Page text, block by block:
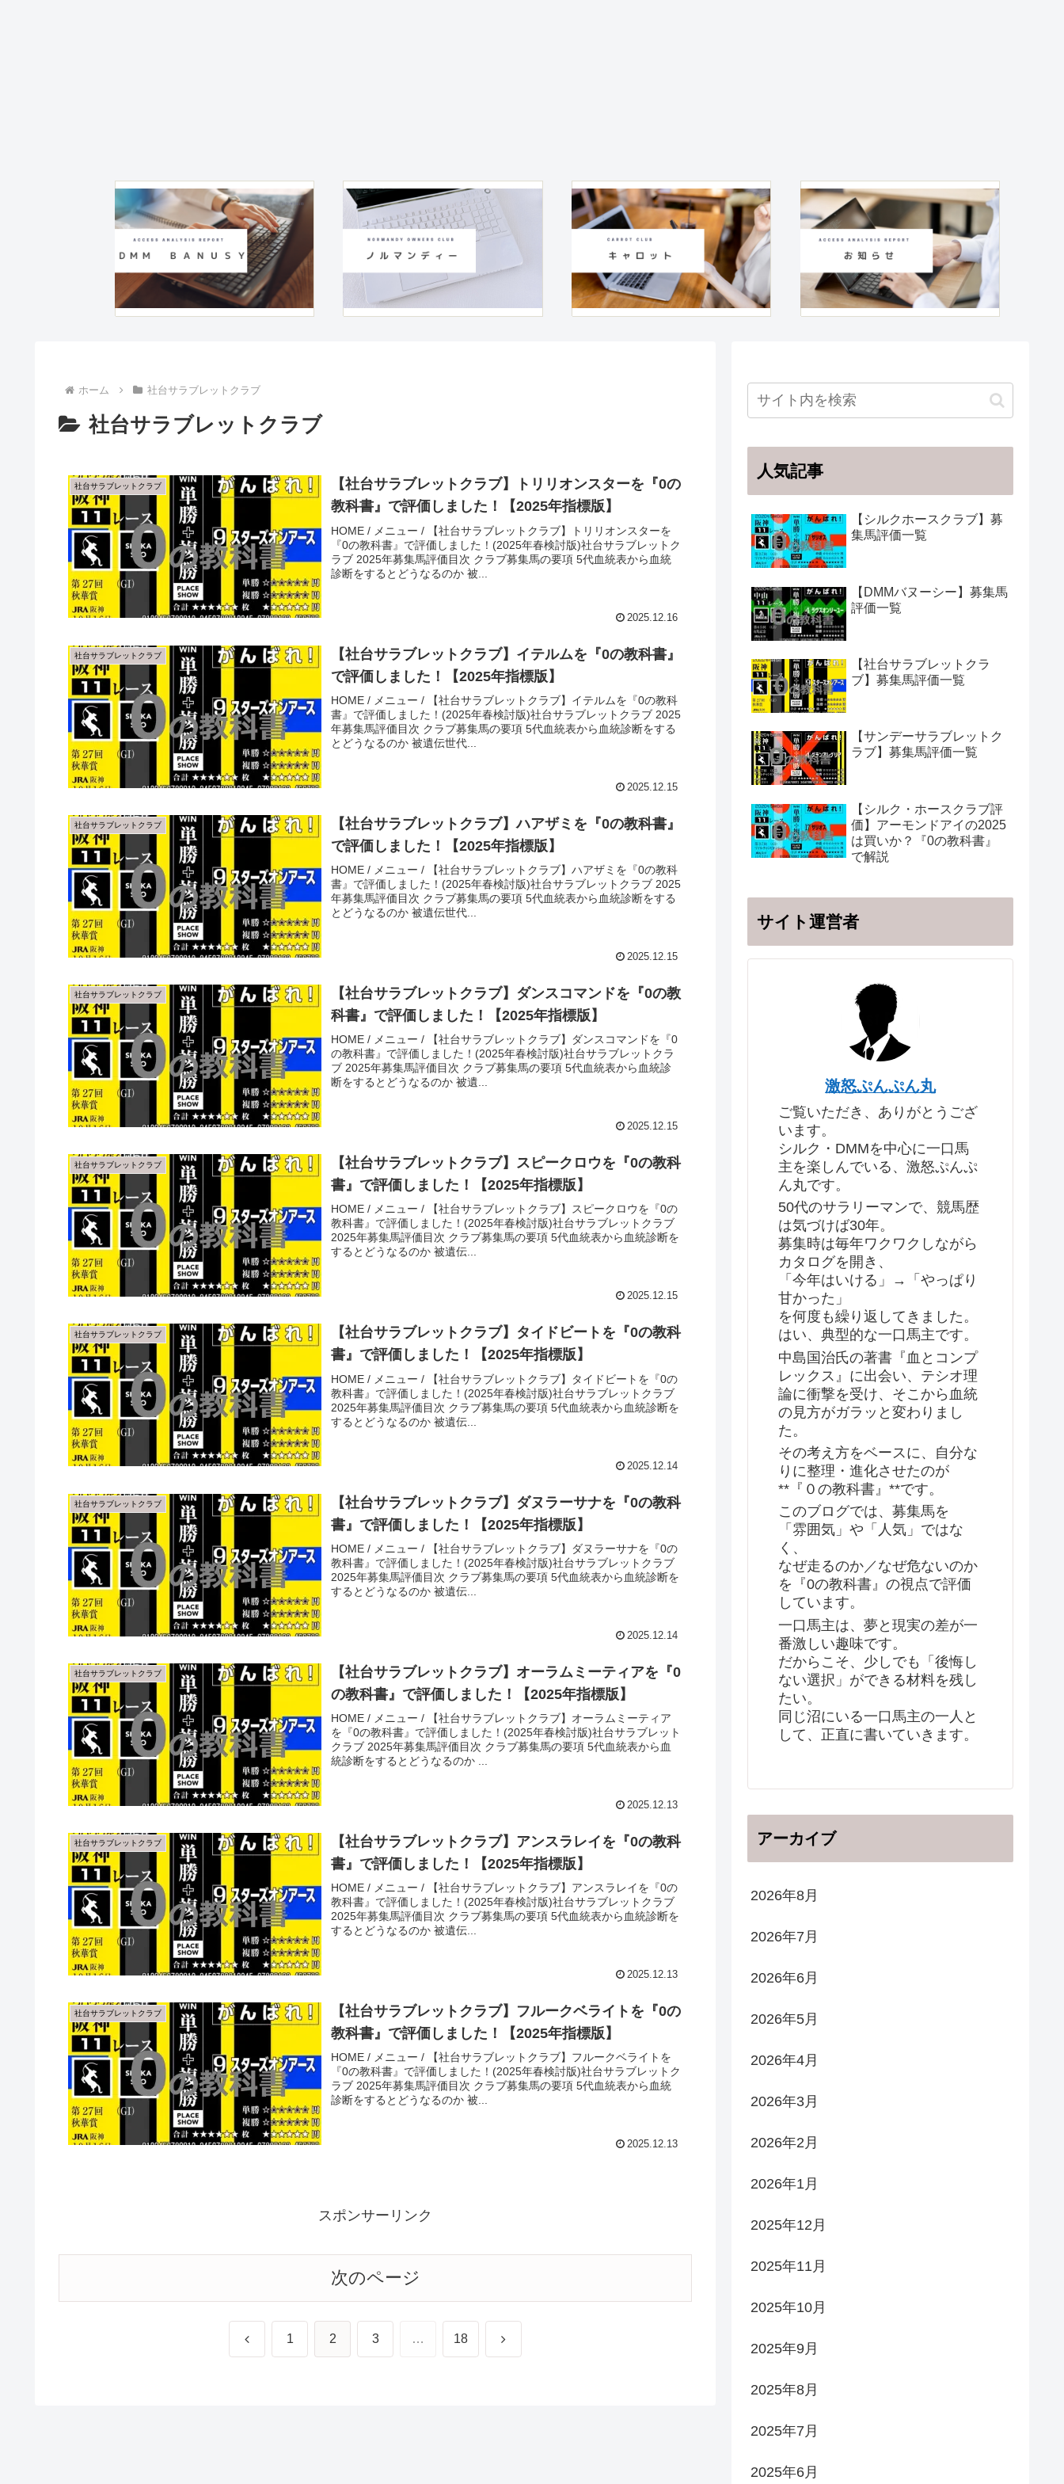
ホーム 社台サラブレットクラブ
社台サラブレットクラブ
社台サラブレットクラブ
【社台サラブレットクラブ】トリリオンスターを『0の
教科書』で評価しました！【2025年指標版】
HOME / メニュー / 【社台サラブレットクラブ】トリリオンスターを
『0の教科書』で評価しました！(2025年春検討版)社台サラブレットク
ラブ 2025年募集馬評価目次 クラブ募集馬の要項 5代血統表から血統
診断をするとどうなるのか 被...
2025.12.16
社台サラブレットクラブ
【社台サラブレットクラブ】イテルムを『0の教科書』
で評価しました！【2025年指標版】
HOME / メニュー / 【社台サラブレットクラブ】イテルムを『0の教科
書』で評価しました！(2025年春検討版)社台サラブレットクラブ 2025
年募集馬評価目次 クラブ募集馬の要項 5代血統表から血統診断をする
とどうなるのか 被遺伝世代...
2025.12.15
社台サラブレットクラブ
【社台サラブレットクラブ】ハアザミを『0の教科書』
で評価しました！【2025年指標版】
HOME / メニュー / 【社台サラブレットクラブ】ハアザミを『0の教科
書』で評価しました！(2025年春検討版)社台サラブレットクラブ 2025
年募集馬評価目次 クラブ募集馬の要項 5代血統表から血統診断をする
とどうなるのか 被遺伝世代...
2025.12.15
社台サラブレットクラブ
【社台サラブレットクラブ】ダンスコマンドを『0の教
科書』で評価しました！【2025年指標版】
HOME / メニュー / 【社台サラブレットクラブ】ダンスコマンドを『0
の教科書』で評価しました！(2025年春検討版)社台サラブレットクラ
ブ 2025年募集馬評価目次 クラブ募集馬の要項 5代血統表から血統診
断をするとどうなるのか 被遺...
2025.12.15
社台サラブレットクラブ
【社台サラブレットクラブ】スピークロウを『0の教科
書』で評価しました！【2025年指標版】
HOME / メニュー / 【社台サラブレットクラブ】スピークロウを『0の
教科書』で評価しました！(2025年春検討版)社台サラブレットクラブ
2025年募集馬評価目次 クラブ募集馬の要項 5代血統表から血統診断を
するとどうなるのか 被遺伝...
2025.12.15
社台サラブレットクラブ
【社台サラブレットクラブ】タイドビートを『0の教科
書』で評価しました！【2025年指標版】
HOME / メニュー / 【社台サラブレットクラブ】タイドビートを『0の
教科書』で評価しました！(2025年春検討版)社台サラブレットクラブ
2025年募集馬評価目次 クラブ募集馬の要項 5代血統表から血統診断を
するとどうなるのか 被遺伝...
2025.12.14
社台サラブレットクラブ
【社台サラブレットクラブ】ダヌラーサナを『0の教科
書』で評価しました！【2025年指標版】
HOME / メニュー / 【社台サラブレットクラブ】ダヌラーサナを『0の
教科書』で評価しました！(2025年春検討版)社台サラブレットクラブ
2025年募集馬評価目次 クラブ募集馬の要項 5代血統表から血統診断を
するとどうなるのか 被遺伝...
2025.12.14
社台サラブレットクラブ
【社台サラブレットクラブ】オーラムミーティアを『0
の教科書』で評価しました！【2025年指標版】
HOME / メニュー / 【社台サラブレットクラブ】オーラムミーティア
を『0の教科書』で評価しました！(2025年春検討版)社台サラブレット
クラブ 2025年募集馬評価目次 クラブ募集馬の要項 5代血統表から血
統診断をするとどうなるのか ...
2025.12.13
社台サラブレットクラブ
【社台サラブレットクラブ】アンスラレイを『0の教科
書』で評価しました！【2025年指標版】
HOME / メニュー / 【社台サラブレットクラブ】アンスラレイを『0の
教科書』で評価しました！(2025年春検討版)社台サラブレットクラブ
2025年募集馬評価目次 クラブ募集馬の要項 5代血統表から血統診断を
するとどうなるのか 被遺伝...
2025.12.13
社台サラブレットクラブ
【社台サラブレットクラブ】フルークベライトを『0の
教科書』で評価しました！【2025年指標版】
HOME / メニュー / 【社台サラブレットクラブ】フルークベライトを
『0の教科書』で評価しました！(2025年春検討版)社台サラブレットク
ラブ 2025年募集馬評価目次 クラブ募集馬の要項 5代血統表から血統
診断をするとどうなるのか 被...
2025.12.13
スポンサーリンク
次のページ
前 1 2 3 … 18 次
人気記事
【シルクホースクラブ】募
集馬評価一覧
【DMMバヌーシー】募集馬
評価一覧
【社台サラブレットクラ
ブ】募集馬評価一覧
【サンデーサラブレットク
ラブ】募集馬評価一覧
【シルク・ホースクラブ評
価】アーモンドアイの2025
は買いか？『0の教科書』
で解説
サイト運営者
激怒ぷんぷん丸
ご覧いただき、ありがとうござ
います。
シルク・DMMを中心に一口馬
主を楽しんでいる、激怒ぷんぷ
ん丸です。
50代のサラリーマンで、競馬歴
は気づけば30年。
募集時は毎年ワクワクしながら
カタログを開き、
「今年はいける」→「やっぱり
甘かった」
を何度も繰り返してきました。
はい、典型的な一口馬主です。
中島国治氏の著書『血とコンプ
レックス』に出会い、テシオ理
論に衝撃を受け、そこから血統
の見方がガラッと変わりまし
た。
その考え方をベースに、自分な
りに整理・進化させたのが
**『０の教科書』**です。
このブログでは、募集馬を
「雰囲気」や「人気」ではな
く、
なぜ走るのか／なぜ危ないのか
を『0の教科書』の視点で評価
しています。
一口馬主は、夢と現実の差が一
番激しい趣味です。
だからこそ、少しでも「後悔し
ない選択」ができる材料を残し
たい。
同じ沼にいる一口馬主の一人と
して、正直に書いていきます。
アーカイブ
2026年8月
2026年7月
2026年6月
2026年5月
2026年4月
2026年3月
2026年2月
2026年1月
2025年12月
2025年11月
2025年10月
2025年9月
2025年8月
2025年7月
2025年6月